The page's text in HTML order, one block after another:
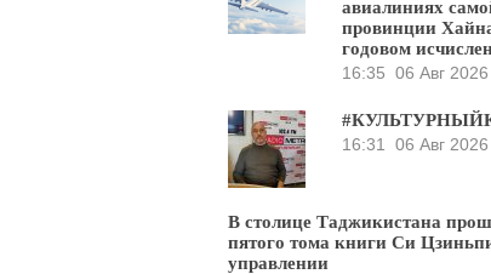
авиалиниях
провинции
годовом
16:35 06 Авг 2026
16:31
06 Авг 2026
В столице Таджикистана
пятого тома книги Си
управлении